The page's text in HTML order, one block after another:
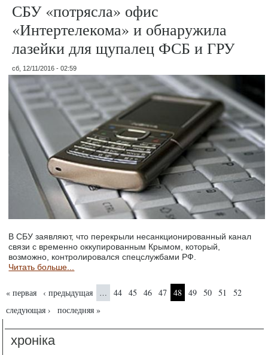
СБУ «потрясла» офис
«Интертелекома» и обнаружила
лазейки для щупалец ФСБ и ГРУ
сб, 12/11/2016 - 02:59
В СБУ заявляют, что перекрыли несанкционированный канал
связи с временно оккупированным Крымом, который,
возможно, контролировался спецслужбами РФ.
Читать больше...
Страницы
« первая ‹ предыдущая … 44 45 46 47 48 49 50 51
52
следующая ›
последняя »
хроніка